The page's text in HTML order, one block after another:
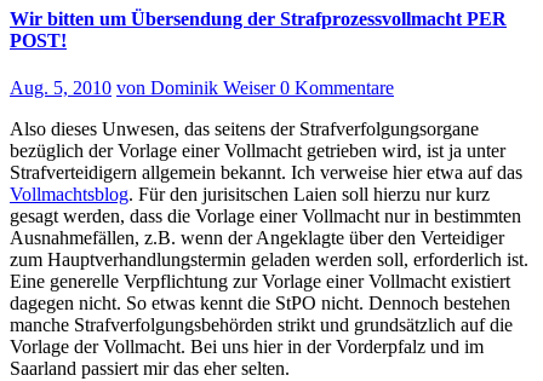
Wir bitten um Übersendung der Strafprozessvollmacht PER
POST!
Aug. 5, 2010 von Dominik Weiser0 Kommentare
Also dieses Unwesen, das seitens der Strafverfolgungsorgane
bezüglich der Vorlage einer Vollmacht getrieben wird, ist ja unter
Strafverteidigern allgemein bekannt. Ich verweise hier etwa auf das
Vollmachtsblog. Für den jurisitschen Laien soll hierzu nur kurz
gesagt werden, dass die Vorlage einer Vollmacht nur in bestimmten
Ausnahmefällen, z.B. wenn der Angeklagte über den Verteidiger
zum Hauptverhandlungstermin geladen werden soll, erforderlich ist.
Eine generelle Verpflichtung zur Vorlage einer Vollmacht existiert
dagegen nicht. So etwas kennt die StPO nicht. Dennoch bestehen
manche Strafverfolgungsbehörden strikt und grundsätzlich auf die
Vorlage der Vollmacht. Bei uns hier in der Vorderpfalz und im
Saarland passiert mir das eher selten.